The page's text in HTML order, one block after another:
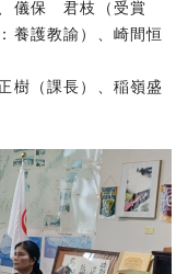
儀保 君枝（受賞
養護教諭）、崎間恒
樹（課長）、稲嶺盛